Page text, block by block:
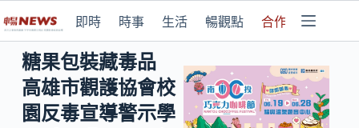
即時 時事 生活 暢觀點 合作媒體
糖果包裝藏毒品
高雄市觀護協會校
園反毒宣導警示學